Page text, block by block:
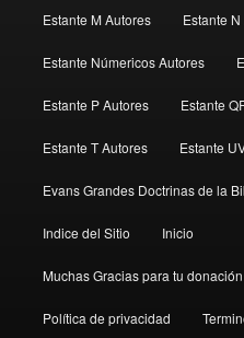
Estante M Autores Estante
Estante Númericos Autores
Estante P Autores Estante
Estante T Autores Estante
Evans Grandes Doctrinas de la
Indice del Sitio Inicio
Muchas Gracias para tu
Política de privacidad